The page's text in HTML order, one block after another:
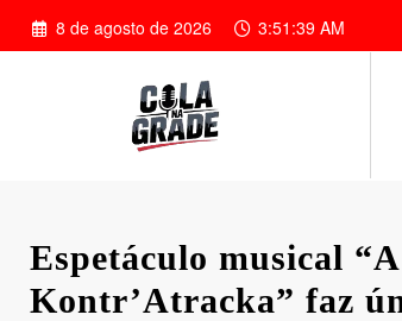
Pular
para
8 de agosto de 2026 3:51:40 AM
Espetáculo musical
Kontr’Atracka” faz